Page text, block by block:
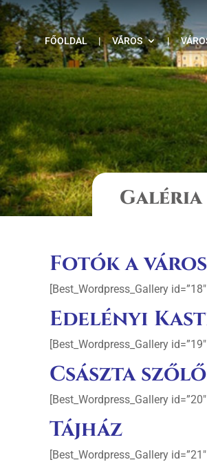
FŐOLDAL | VÁROS |
Galéria
Fotók a
[Best_Wordpress_Gallery
Edelényi
[Best_Wordpress_Gallery
Császta
[Best_Wordpress_Gallery
Tájház
[Best_Wordpress_Gallery